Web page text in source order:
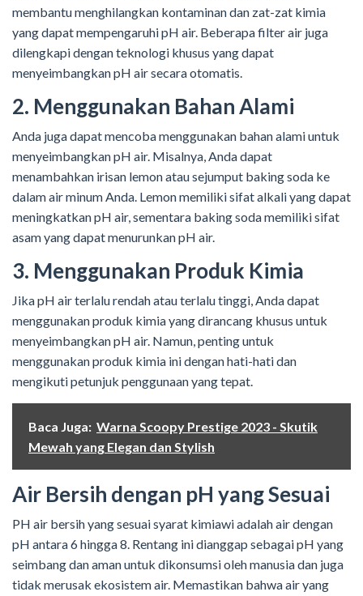
membantu menghilangkan kontaminan dan zat-zat kimia
yang dapat mempengaruhi pH air. Beberapa filter air juga
dilengkapi dengan teknologi khusus yang dapat
menyeimbangkan pH air secara otomatis.
2. Menggunakan Bahan Alami
Anda juga dapat mencoba menggunakan bahan alami untuk
menyeimbangkan pH air. Misalnya, Anda dapat
menambahkan irisan lemon atau sejumput baking soda ke
dalam air minum Anda. Lemon memiliki sifat alkali yang dapat
meningkatkan pH air, sementara baking soda memiliki sifat
asam yang dapat menurunkan pH air.
3. Menggunakan Produk Kimia
Jika pH air terlalu rendah atau terlalu tinggi, Anda dapat
menggunakan produk kimia yang dirancang khusus untuk
menyeimbangkan pH air. Namun, penting untuk
menggunakan produk kimia ini dengan hati-hati dan
mengikuti petunjuk penggunaan yang tepat.
Baca Juga: Warna Scoopy Prestige 2023 - Skutik
Mewah yang Elegan dan Stylish
Air Bersih dengan pH yang Sesuai
PH air bersih yang sesuai syarat kimiawi adalah air dengan
pH antara 6 hingga 8. Rentang ini dianggap sebagai pH yang
seimbang dan aman untuk dikonsumsi oleh manusia dan juga
tidak merusak ekosistem air. Memastikan bahwa air yang